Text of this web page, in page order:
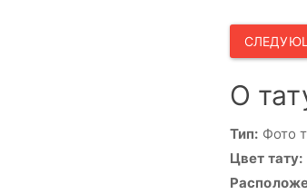
О
Тип: Фото
Цвет тату: